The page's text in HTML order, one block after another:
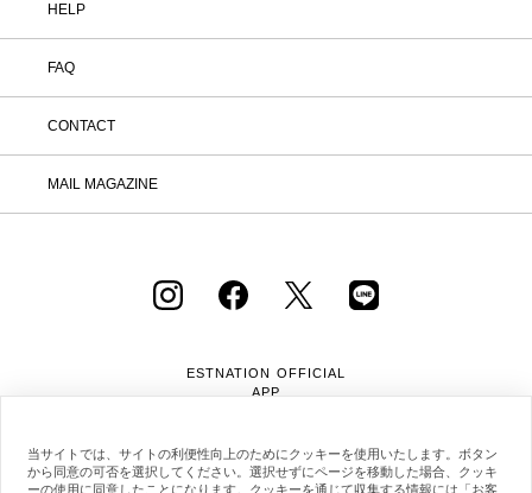
HELP
FAQ
CONTACT
MAIL MAGAZINE
ESTNATION OFFICIAL
APP
当サイトでは、サイトの利便性向上のためにクッキーを使用いたします。ボタン
から同意の可否を選択してください。選択せずにページを移動した場合、クッキ
ーの使用に同意したことになります。クッキーを通じて収集する情報には「お客